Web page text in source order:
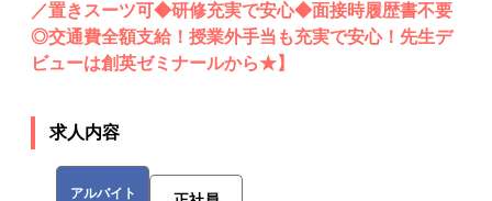
／置きスーツ可◆研修充実で安心◆面接時履歴書不要
◎交通費全額支給！授業外手当も充実で安心！先生デ
ビューは創英ゼミナールから★】
求人内容
アルバイト